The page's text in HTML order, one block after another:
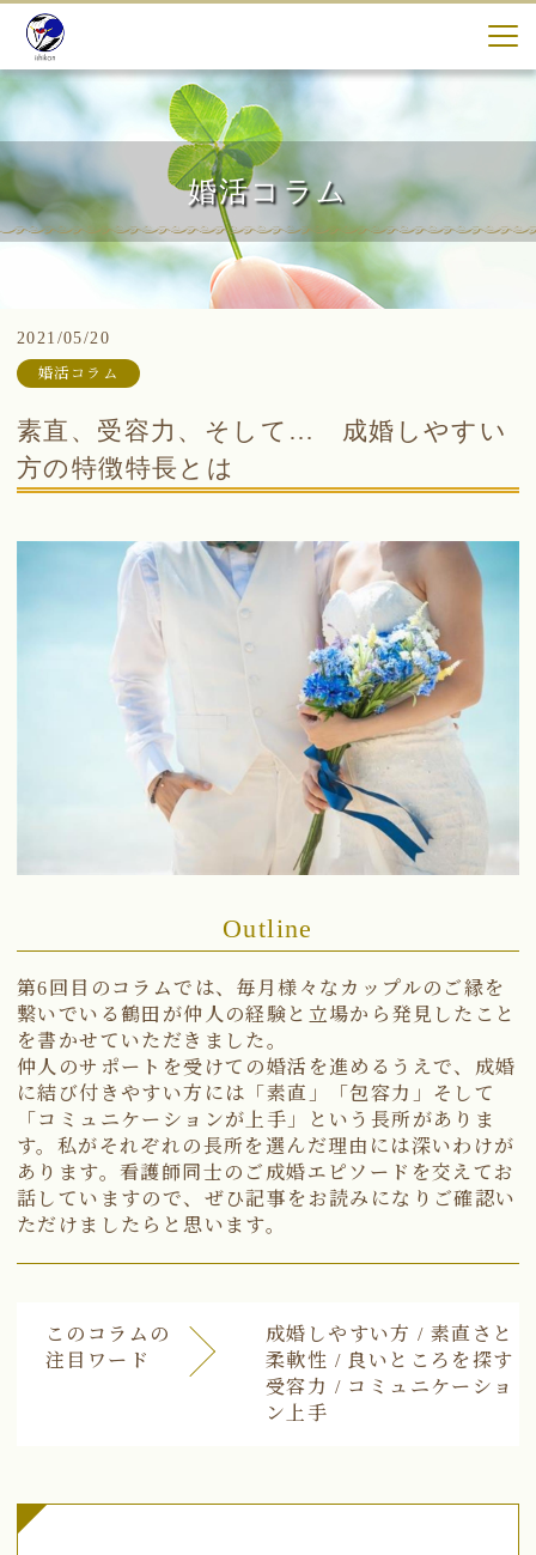
婚活コラム
2021/05/20
婚活コラム
素直、受容力、そして… 成婚しやすい
方の特徴特長とは
第6回目のコラムでは、毎月様々なカップルのご縁を
繋いでいる鶴田が仲人の経験と立場から発見したこと
を書かせていただきました。
仲人のサポートを受けての婚活を進めるうえで、成婚
に結び付きやすい方には「素直」「包容力」そして
「コミュニケーションが上手」という長所がありま
す。私がそれぞれの長所を選んだ理由には深いわけが
あります。看護師同士のご成婚エピソードを交えてお
話していますので、ぜひ記事をお読みになりご確認い
ただけましたらと思います。
このコラムの
注目ワード
成婚しやすい方 / 素直さと
柔軟性 / 良いところを探す
受容力 / コミュニケーショ
ン上手